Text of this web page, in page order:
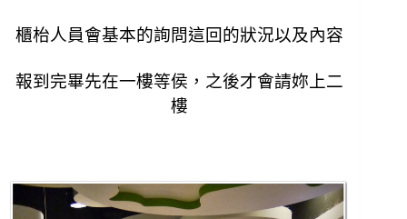
櫃枱人員會基本的詢問這回的狀況以及內容
報到完畢先在一樓等侯，之後才會請妳上二
樓